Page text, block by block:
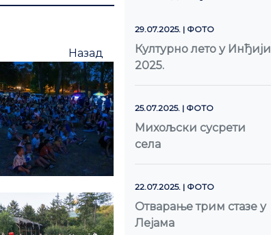
Назад
29.07.2025. | ФОТО
Културно лето у Инђији
2025.
25.07.2025. | ФОТО
Михољски сусрети
села
22.07.2025. | ФОТО
Отварање трим стазе у
Лејама